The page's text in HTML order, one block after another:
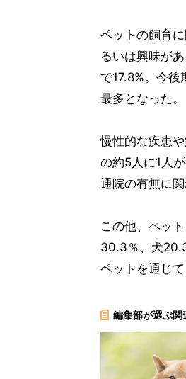
ペットの飼育
るいは興味が
で17.8%。今
最多となった。
慢性的な疾患
の約5人に1人
通院の有無に
この他、ペッ
30.3％、犬
ペットを通じ
編集部が選ぶ関